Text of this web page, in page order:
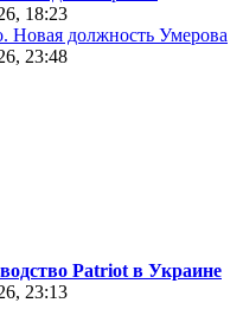
18:23
Новая должность Умерова
23:48
Patriot в Украине
23:13